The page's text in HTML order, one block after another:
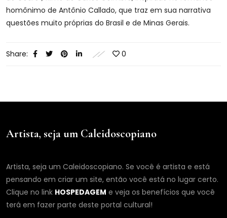
homônimo de Antônio Callado, que traz em sua narrativa
questões muito próprias do Brasil e de Minas Gerais.
Share: 0
Artista, seja um Caleidoscopiano
Artista, seja um Caleidoscopiano. Se você é artista e está
pensando em criar um site, então você está no lugar certo.
Clique no link HOSPEDAGEM e veja os benefícios que você
terá em fazer parte deste portal cultural!